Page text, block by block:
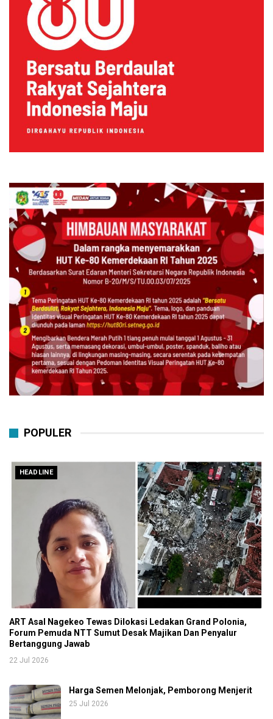
POPULER
HEADLINE
ART Asal Nagekeo Tewas Dilokasi Ledakan Grand Polonia,
Forum Pemuda NTT Sumut Desak Majikan Dan Penyalur
Bertanggung Jawab
22 Jul 2026
Harga Semen Melonjak, Pemborong Menjerit
25 Jul 2026